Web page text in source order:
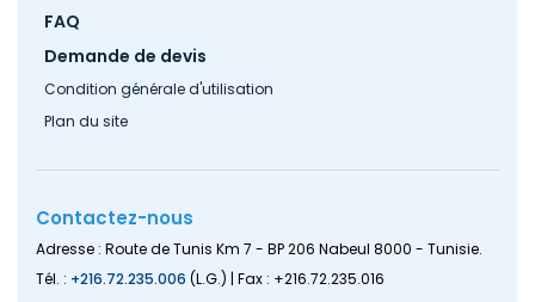
FAQ
Demande de devis
Condition générale d'utilisation
Plan du site
Contactez-nous
Adresse : Route de Tunis Km 7 - BP 206 Nabeul 8000 - Tunisie.
Tél. : +216.72.235.006 (L.G.) | Fax : +216.72.235.016